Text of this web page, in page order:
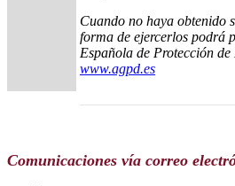
Cuando no haya obtenido
forma de ejercerlos podrá
Española de Protección
www.agpd.es
Comunicaciones vía correo